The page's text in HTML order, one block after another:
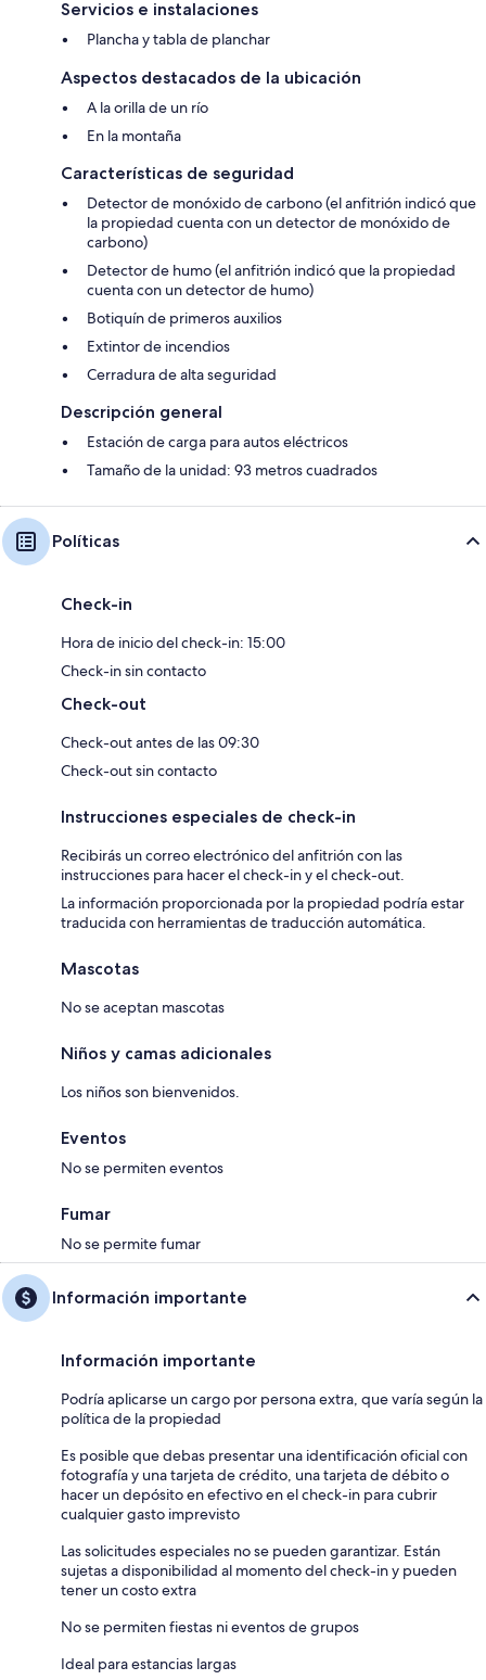
Servicios e instalaciones
Plancha y tabla de planchar
Aspectos destacados de la ubicación
A la orilla de un río
En la montaña
Características de seguridad
Detector de monóxido de carbono (el anfitrión indicó que
la propiedad cuenta con un detector de monóxido de
carbono)
Detector de humo (el anfitrión indicó que la propiedad
cuenta con un detector de humo)
Botiquín de primeros auxilios
Extintor de incendios
Cerradura de alta seguridad
Descripción general
Estación de carga para autos eléctricos
Tamaño de la unidad: 93 metros cuadrados
Políticas
Check-in
Hora de inicio del check-in: 15:00
Check-in sin contacto
Check-out
Check-out antes de las 09:30
Check-out sin contacto
Instrucciones especiales de check-in
Recibirás un correo electrónico del anfitrión con las
instrucciones para hacer el check-in y el check-out.
La información proporcionada por la propiedad podría estar
traducida con herramientas de traducción automática.
Mascotas
No se aceptan mascotas
Niños y camas adicionales
Los niños son bienvenidos.
Eventos
No se permiten eventos
Fumar
No se permite fumar
Información importante
Información importante
Podría aplicarse un cargo por persona extra, que varía según la
política de la propiedad
Es posible que debas presentar una identificación oficial con
fotografía y una tarjeta de crédito, una tarjeta de débito o
hacer un depósito en efectivo en el check-in para cubrir
cualquier gasto imprevisto
Las solicitudes especiales no se pueden garantizar. Están
sujetas a disponibilidad al momento del check-in y pueden
tener un costo extra
No se permiten fiestas ni eventos de grupos
Ideal para estancias largas